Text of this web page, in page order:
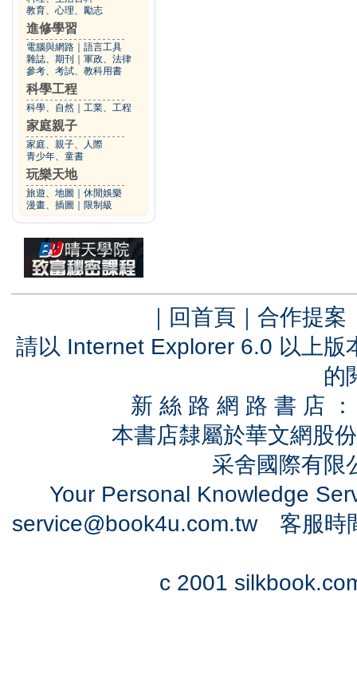
教育、心理、勵志
進修學習
電腦與網路
語言工具
雜誌、期刊
軍政、法律
參考、考試、教科用書
科學工程
科學、自然 工業、工程
家庭親子
家庭、親子、人際
青少年、童書
玩樂天地
旅遊、地圖
休閒娛樂
漫畫、插圖
限制級
｜ 回首頁 ｜ 合作提案
請以 Internet Explorer 6.0 以上
的
新 絲 路 網 路 書 店
本書店隸屬於華文網股
采舍國際有
Your Personal Knowledge
service@book4u.com.tw客服時
c 2001